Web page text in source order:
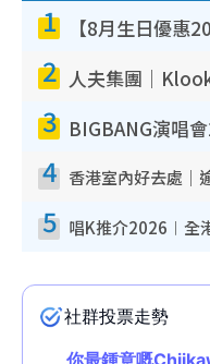
1
2
3
4
5